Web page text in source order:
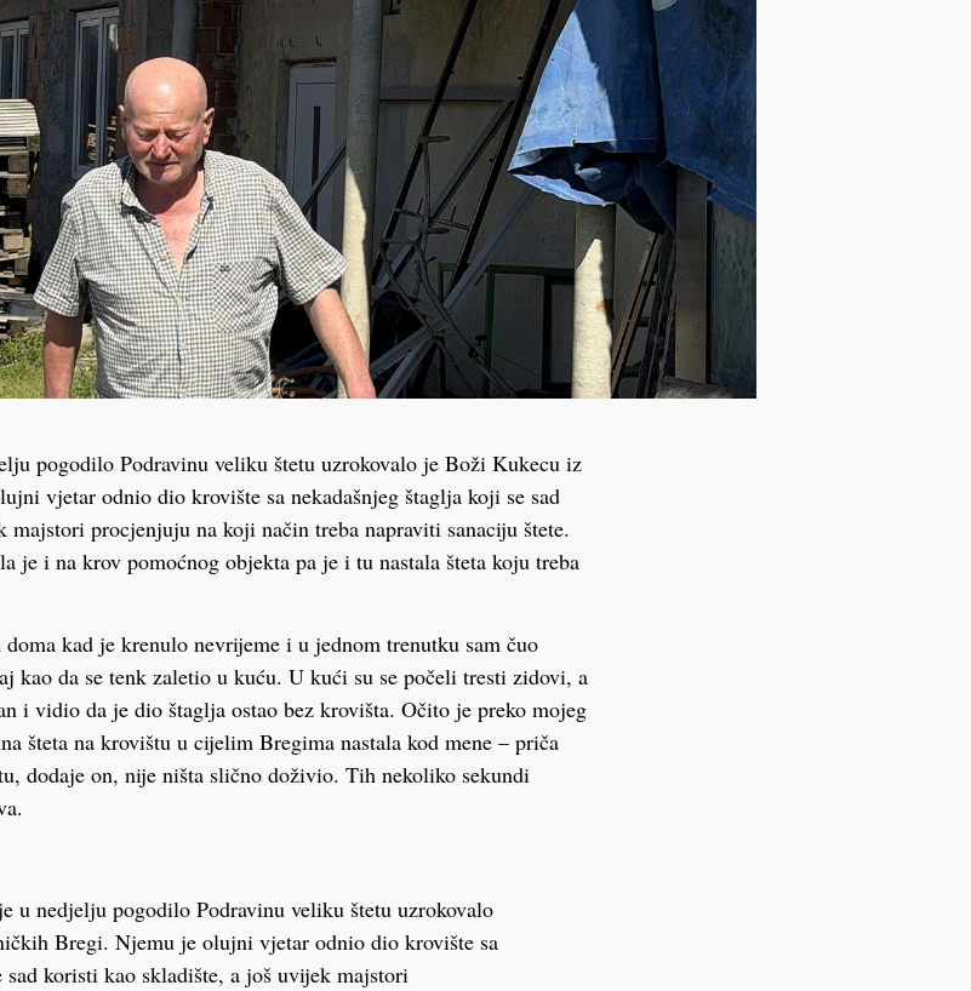
pogodilo Podravinu veliku štetu uzrokovalo je Boži Kukecu iz
vjetar odnio dio krovište sa nekadašnjeg štaglja koji se sad
procjenjuju na koji način treba napraviti sanaciju štete.
je i na krov pomoćnog objekta pa je i tu nastala šteta koju treba
kad je krenulo nevrijeme i u jednom trenutku sam čuo
kao da se tenk zaletio u kuću. U kući su se počeli tresti zidovi, a
i vidio da je dio štaglja ostao bez krovišta. Očito je preko mojeg
šteta na krovištu u cijelim Bregima nastala kod mene – priča
dodaje on, nije ništa slično doživio. Tih nekoliko sekundi
u nedjelju pogodilo Podravinu veliku štetu uzrokovalo
Bregi. Njemu je olujni vjetar odnio dio krovište sa
sad koristi kao skladište, a još uvijek majstori